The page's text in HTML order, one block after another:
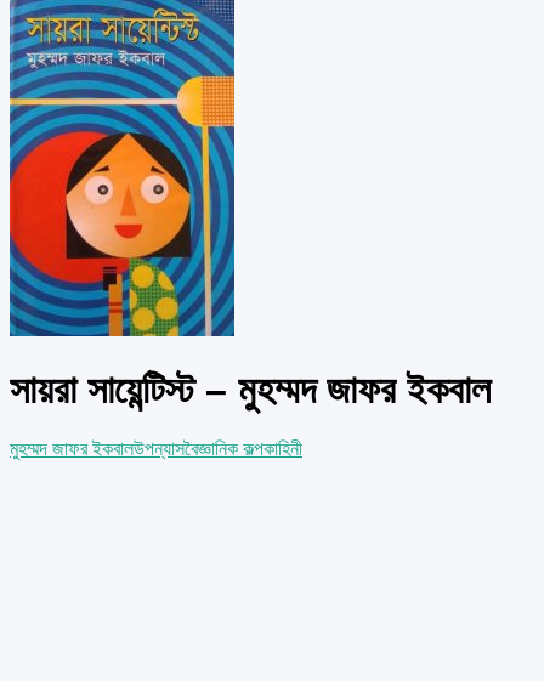
সায়রা সায়েন্টিস্ট – মুহম্মদ জাফর ইকবাল
মুহম্মদ জাফর ইকবালউপন্যাসবৈজ্ঞানিক কল্পকাহিনী